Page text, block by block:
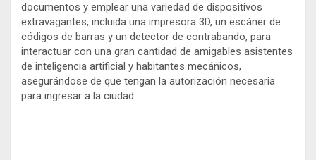
documentos y emplear una variedad de dispositivos
extravagantes, incluida una impresora 3D, un escáner de
códigos de barras y un detector de contrabando, para
interactuar con una gran cantidad de amigables asistentes
de inteligencia artificial y habitantes mecánicos,
asegurándose de que tengan la autorización necesaria
para ingresar a la ciudad.